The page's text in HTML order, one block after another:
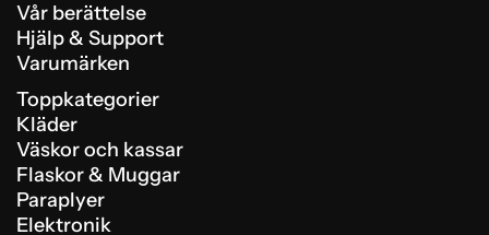
Vår berättelse
Hjälp & Support
Varumärken
Toppkategorier
Kläder
Väskor och kassar
Flaskor & Muggar
Paraplyer
Elektronik